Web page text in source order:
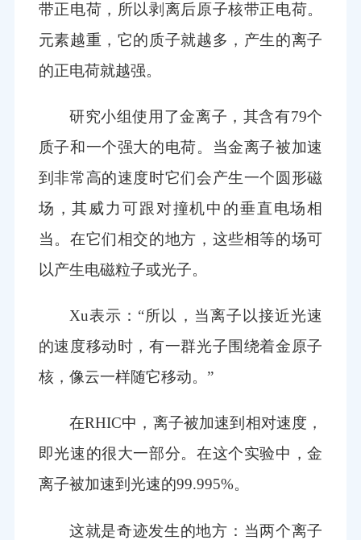
带正电荷，所以剥离后原子核带正电荷。
元素越重，它的质子就越多，产生的离子
的正电荷就越强。
研究小组使用了金离子，其含有79个
质子和一个强大的电荷。当金离子被加速
到非常高的速度时它们会产生一个圆形磁
场，其威力可跟对撞机中的垂直电场相
当。在它们相交的地方，这些相等的场可
以产生电磁粒子或光子。
Xu表示：“所以，当离子以接近光速
的速度移动时，有一群光子围绕着金原子
核，像云一样随它移动。”
在RHIC中，离子被加速到相对速度，
即光速的很大一部分。在这个实验中，金
离子被加速到光速的99.995%。
这就是奇迹发生的地方：当两个离子